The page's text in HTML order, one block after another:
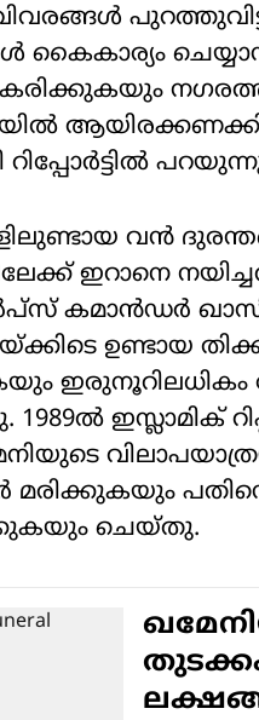
കൈകാര്യം ചെയ്യാന്‍
വന്‍
ഇറാനെ
കമാന്‍ഡര്‍
ഉണ്ടായ
ഇസ്ലാമിക്
മരിക്കുകയും
ചെയ്തു.